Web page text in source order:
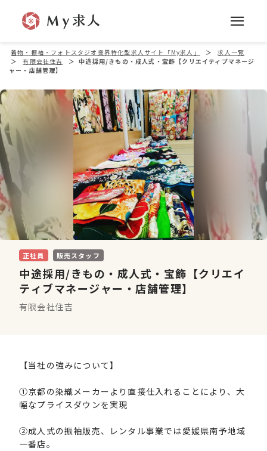
着物・振袖・フォトスタジオ業界特化型求人サイト「My求人」 ＞
求人一覧
＞
有限会社住吉 ＞ 中途採用/きもの・成人式・宝飾【クリエイティブマネージ
ャー・店舗管理】
正社員 販売スタッフ
中途採用/きもの・成人式・宝飾【クリエイ
ティブマネージャー・店舗管理】
有限会社住吉
【当社の強みについて】
①京都の染織メーカーより直接仕入れることにより、大
幅なプライスダウンを実現
②成人式の振袖販売、レンタル事業では愛媛県南予地域
一番店。